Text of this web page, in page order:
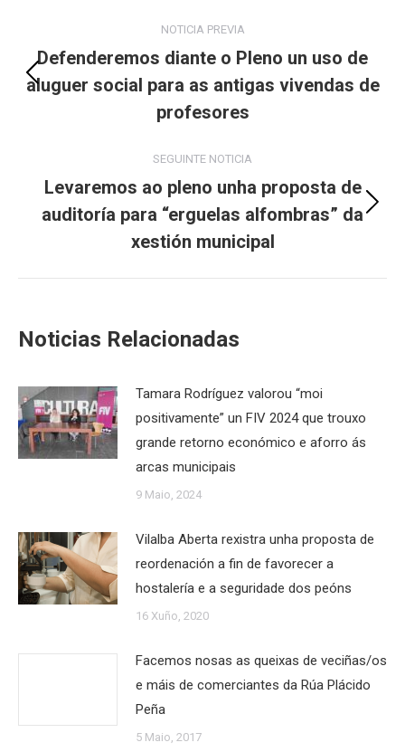
navigation
NOTICIA PREVIA
Previous
post:
Defenderemos diante o Pleno un uso de
aluguer social para as antigas vivendas de
profesores
SEGUINTE NOTICIA
Next
post:
Levaremos ao pleno unha proposta de
auditoría para “erguelas alfombras” da
xestión municipal
Noticias Relacionadas
Tamara Rodríguez valorou “moi
positivamente” un FIV 2024 que trouxo
grande retorno económico e aforro ás
arcas municipais
9 Maio, 2024
Vilalba Aberta rexistra unha proposta de
reordenación a fin de favorecer a
hostalería e a seguridade dos peóns
16 Xuño, 2020
Facemos nosas as queixas de veciñas/os
e máis de comerciantes da Rúa Plácido
Peña
5 Maio, 2017